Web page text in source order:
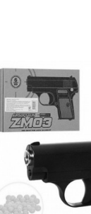
Материал
Пластик